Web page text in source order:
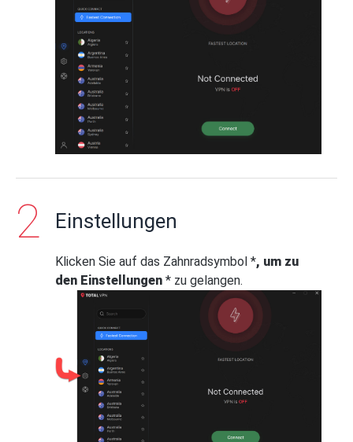
Einstellungen
Klicken Sie auf das Zahnradsymbol *, um zu
den Einstellungen * zu gelangen.